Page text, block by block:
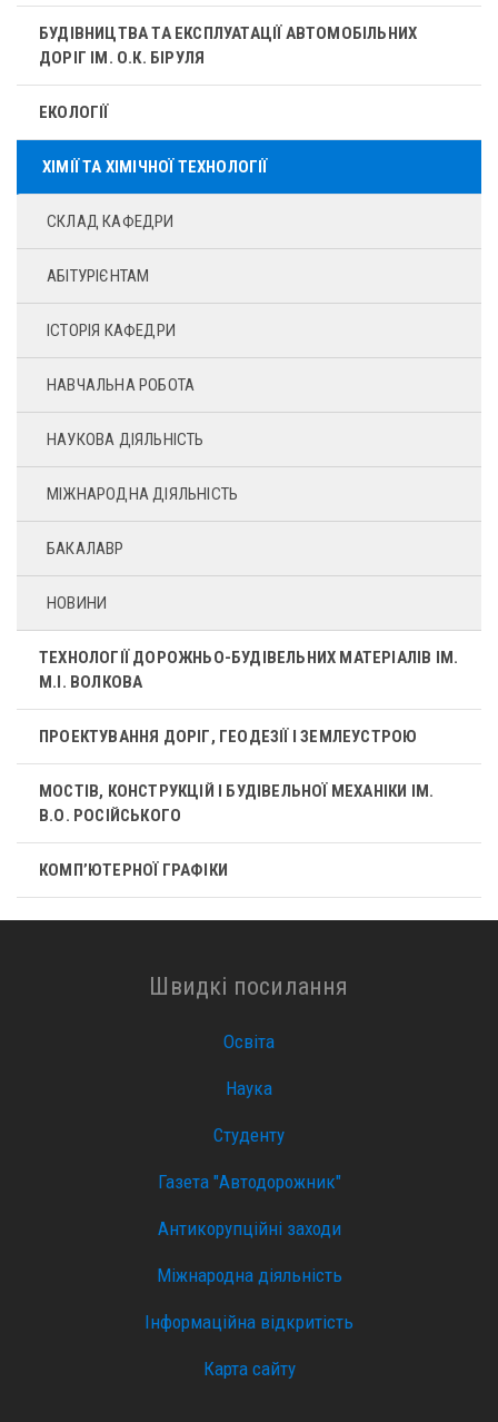
БУДІВНИЦТВА ТА ЕКСПЛУАТАЦІЇ АВТОМОБІЛЬНИХ
ДОРІГ ІМ. О.К. БІРУЛЯ
ЕКОЛОГІЇ
ХІМІЇ ТА ХІМІЧНОЇ ТЕХНОЛОГІЇ
СКЛАД КАФЕДРИ
АБІТУРІЄНТАМ
ІСТОРІЯ КАФЕДРИ
НАВЧАЛЬНА РОБОТА
НАУКОВА ДІЯЛЬНІСТЬ
МІЖНАРОДНА ДІЯЛЬНІСТЬ
БАКАЛАВР
НОВИНИ
ТЕХНОЛОГІЇ ДОРОЖНЬО-БУДІВЕЛЬНИХ МАТЕРІАЛІВ ІМ.
М.І. ВОЛКОВА
ПРОЕКТУВАННЯ ДОРІГ, ГЕОДЕЗІЇ І ЗЕМЛЕУСТРОЮ
МОСТІВ, КОНСТРУКЦІЙ І БУДІВЕЛЬНОЇ МЕХАНІКИ ІМ.
В.О. РОСІЙСЬКОГО
КОМП’ЮТЕРНОЇ ГРАФІКИ
Швидкі посилання
Освіта
Наука
Студенту
Газета "Автодорожник"
Антикорупційні заходи
Міжнародна діяльність
Інформаційна відкритість
Карта сайту